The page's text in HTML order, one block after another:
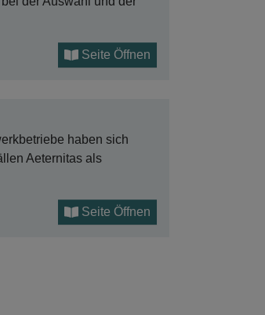
Seite Öffnen
haben sich
Aeternitas als
Seite Öffnen